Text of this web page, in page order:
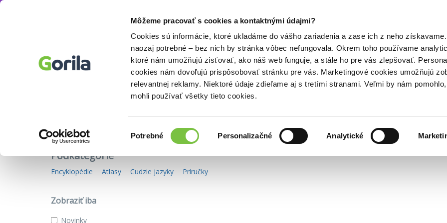
Môžeme pracovať s cookies a kontaktnými údajmi?
Cookies sú informácie, ktoré ukladáme do vášho zariadenia a zase ich z neho
naozaj potrebné – bez nich by stránka vôbec nefungovala. Okrem toho používame
ktoré nám umožňujú zisťovať, ako náš web funguje, a stále ho pre vás zlepšovať.
cookies nám dovoľujú prispôsobovať stránku pre vás. Marketingové cookies umožňujú
relevantnej reklamy. Niektoré údaje zdieľame aj s tretími stranami. Veľmi by nám
mohli používať všetky tieto cookies.
súhlasu
Potrebné Personalizačné Analytické
Doplnky
Náučné knihy
Knihy z kategórie náučné knihy
Slovensky? Na to tu máme predsajazykové knihy pre deti! Spoznať naše zvyky, prírodu, či vesmír sa jej podarilo vďaka
Podkategórie
Encyklopédie Atlasy Cudzie jazyky Príručky
Zobraziť iba
Novinky